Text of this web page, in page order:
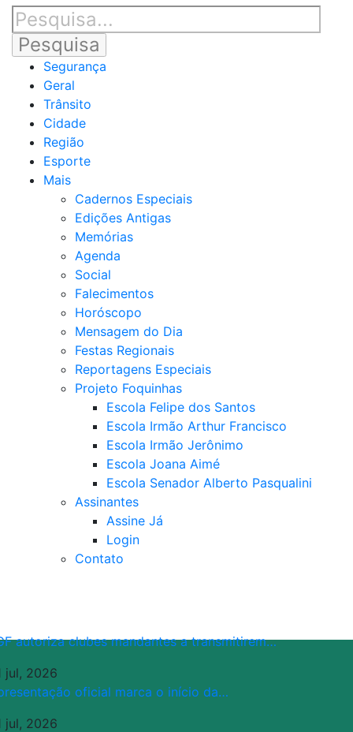
Segurança
Geral
Trânsito
Cidade
Região
Esporte
Mais
Cadernos Especiais
Edições Antigas
Memórias
Agenda
Social
Falecimentos
Horóscopo
Mensagem do Dia
Festas Regionais
Reportagens Especiais
Projeto Foquinhas
Escola Felipe dos Santos
Escola Irmão Arthur Francisco
Escola Irmão Jerônimo
Escola Joana Aimé
Escola Senador Alberto Pasqualini
Assinantes
Assine Já
Login
Contato
autoriza clubes mandantes a transmitirem…
jul, 2026
oficial marca o início da…
jul, 2026